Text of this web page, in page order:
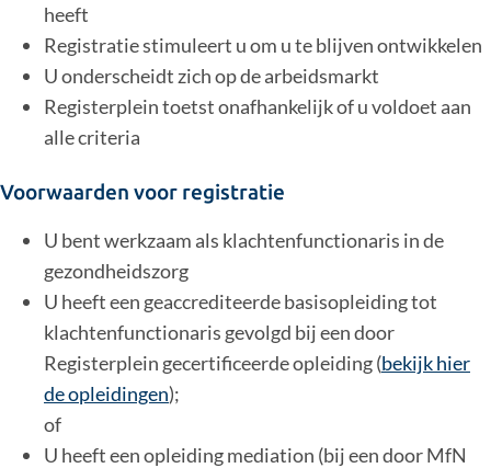
heeft
Registratie stimuleert u om u te blijven ontwikkelen
U onderscheidt zich op de arbeidsmarkt
Registerplein toetst onafhankelijk of u voldoet aan
alle criteria
Voorwaarden voor registratie
U bent werkzaam als klachtenfunctionaris in de
gezondheidszorg
U heeft een geaccrediteerde basisopleiding tot
klachtenfunctionaris gevolgd bij een door
Registerplein gecertificeerde opleiding (bekijk hier
de opleidingen);
of
U heeft een opleiding mediation (bij een door MfN